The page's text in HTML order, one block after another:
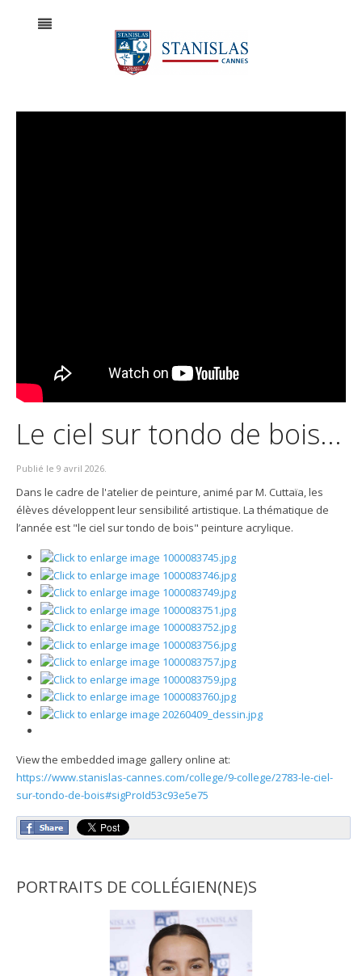
Le ciel sur tondo de bois...
Publié le 9 avril 2026
Dans le cadre de l'atelier de peinture, animé par M. Cuttaïa, les
élèves développent leur sensibilité artistique. La thématique de
l’année est "le ciel sur tondo de bois" peinture acrylique.
View the embedded image gallery online at:
https://www.stanislas-cannes.com/college/9-college/2783-le-ciel-
sur-tondo-de-bois#sigProId53c93e5e75
PORTRAITS DE COLLÉGIEN(NE)S